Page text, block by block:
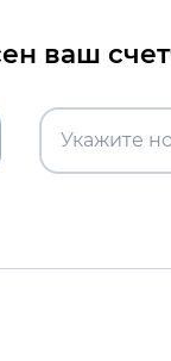
ваш